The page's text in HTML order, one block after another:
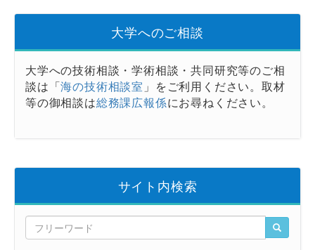
大学へのご相談
大学への技術相談・学術相談・共同研究等のご相
談は「海の技術相談室 」をご利用ください。取材
等の御相談は総務課広報係にお尋ねください。
サイト内検索